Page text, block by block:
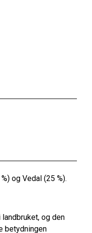
og Vedal (25 %).
og den
betydningen